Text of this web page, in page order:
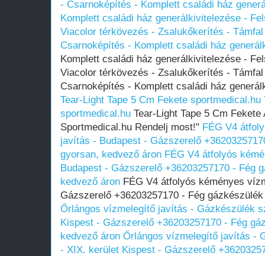
- Csarnoképítés - Komplett családi ház
Komplett családi ház generálkivitelezése -
Viacolor térkövezés - Zsalukőkerítés -
Csarnoképítés - Komplett családi ház
Komplett családi ház generálkivitelezése -
Viacolor térkövezés - Zsalukőkerítés -
Csarnoképítés - Komplett családi ház
Tear-Light Tape 5 Cm Fekete sportmedical.hu
sportmedical.hu Tear-Light Tape 5 Cm
Sportmedical.hu Rendelj most!" FÉG V4
javítás - Budapest - Gázszerelő
gyorsan, kedvező áron FÉG V4 átfolyós
Budapest - Gázszerelő +36203257170 - Fég
kedvező áron FÉG V4 átfolyós kéményes
Gázszerelő +36203257170 - Fég
Őrlángos vízmelegítő javítás - Gázkészülék
Kispest - Gázszerelő +36203257170 - Fég
kedvező áron Őrlángos vízmelegítő javítás -
- XIX. kerület Kispest - Gázszerelő